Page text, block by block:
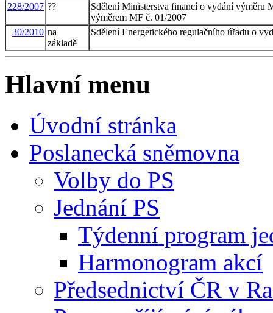
228/2007 ??
Sdělení Ministerstva financí o vydání výměru
výměrem MF č. 01/2007
30/2010 na
základě
Sdělení Energetického regulačního úřadu o
Hlavní menu
Úvodní stránka
Poslanecká sněmovna
Volby do PS
Jednání PS
Týdenní program
Harmonogram akcí
Předsednictví ČR v